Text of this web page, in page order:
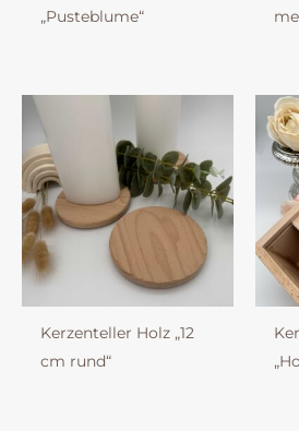
„Pusteblume“
Kerzenteller Holz „12
cm rund“